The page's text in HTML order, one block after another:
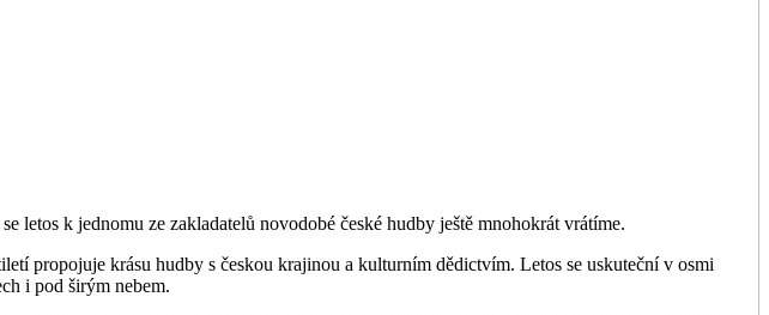
letos k jednomu ze zakladatelů novodobé české hudby ještě mnohokrát vrátíme.
propojuje krásu hudby s českou krajinou a kulturním dědictvím. Letos se uskuteční v osmi
i pod širým nebem.